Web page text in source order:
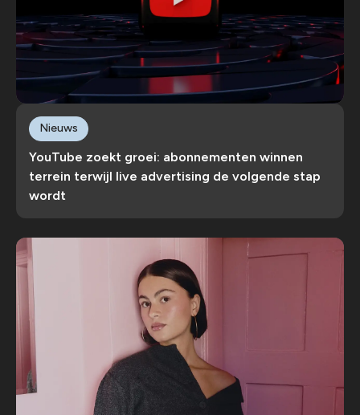
YouTube zoekt groei: abonnementen winnen
terrein terwijl live advertising de volgende stap
wordt
Nieuws